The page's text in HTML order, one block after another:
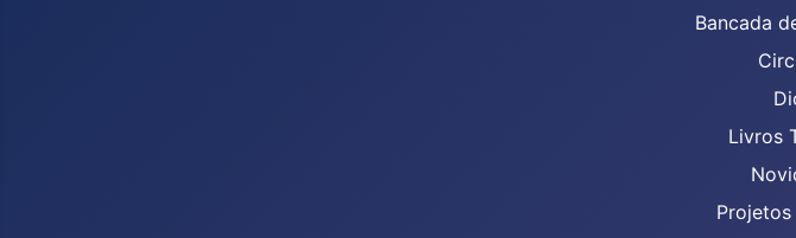
Bancada
Livros